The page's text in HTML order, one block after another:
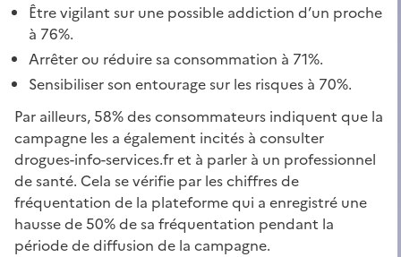
Être vigilant sur une possible addiction d’un proche
à 76%.
Arrêter ou réduire sa consommation à 71%.
Sensibiliser son entourage sur les risques à 70%.
Par ailleurs, 58% des consommateurs indiquent que la
campagne les a également incités à consulter
drogues-info-services.fr et à parler à un professionnel
de santé. Cela se vérifie par les chiffres de
fréquentation de la plateforme qui a enregistré une
hausse de 50% de sa fréquentation pendant la
période de diffusion de la campagne.